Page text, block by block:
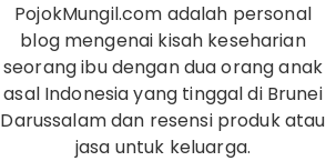
PojokMungil.com adalah personal
blog mengenai kisah keseharian
seorang ibu dengan dua orang anak
asal Indonesia yang tinggal di Brunei
Darussalam dan resensi produk atau
jasa untuk keluarga.